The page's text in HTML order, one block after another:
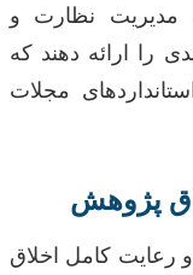
مدیریت نظارت و
را ارائه دهند که
مجلات
پژوهش
و رعایت کامل اخلاق